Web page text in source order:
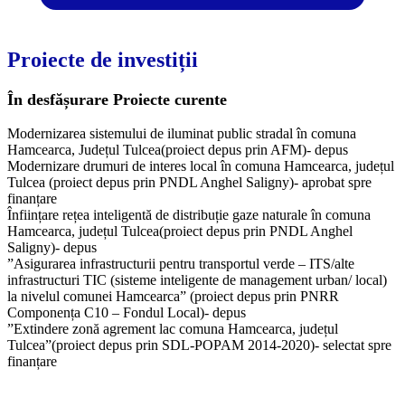
Proiecte de investiții
În desfășurare Proiecte curente
Modernizarea sistemului de iluminat public stradal în comuna
Hamcearca, Județul Tulcea(proiect depus prin AFM)- depus
Modernizare drumuri de interes local în comuna Hamcearca, județul
Tulcea (proiect depus prin PNDL Anghel Saligny)- aprobat spre
finanțare
Înființare rețea inteligentă de distribuție gaze naturale în comuna
Hamcearca, județul Tulcea(proiect depus prin PNDL Anghel
Saligny)- depus
”Asigurarea infrastructurii pentru transportul verde – ITS/alte
infrastructuri TIC (sisteme inteligente de management urban/ local)
la nivelul comunei Hamcearca” (proiect depus prin PNRR
Componența C10 – Fondul Local)- depus
”Extindere zonă agrement lac comuna Hamcearca, județul
Tulcea”(proiect depus prin SDL-POPAM 2014-2020)- selectat spre
finanțare